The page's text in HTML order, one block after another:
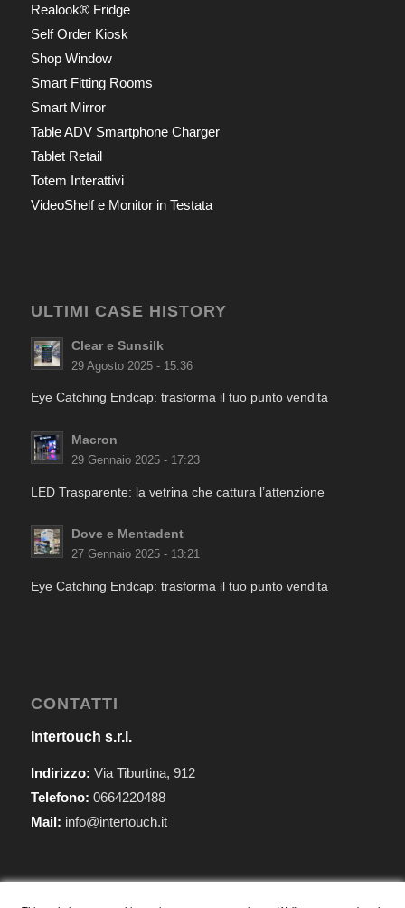
Realook® Fridge
Self Order Kiosk
Shop Window
Smart Fitting Rooms
Smart Mirror
Table ADV Smartphone Charger
Tablet Retail
Totem Interattivi
VideoShelf e Monitor in Testata
ULTIMI CASE HISTORY
Clear e Sunsilk
29 Agosto 2025 - 15:36
Eye Catching Endcap: trasforma il tuo punto vendita
Macron
29 Gennaio 2025 - 17:23
LED Trasparente: la vetrina che cattura l’attenzione
Dove e Mentadent
27 Gennaio 2025 - 13:21
Eye Catching Endcap: trasforma il tuo punto vendita
CONTATTI
Intertouch s.r.l.
Indirizzo: Via Tiburtina, 912
Telefono: 0664220488
Mail: info@intertouch.it